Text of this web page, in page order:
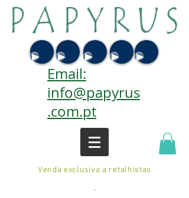
Email:
info@papyrus
.com.pt
Venda exclusiva a retalhistas
.